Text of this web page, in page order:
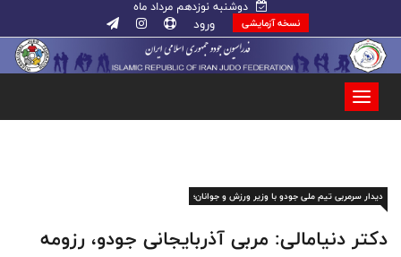
دوشنبه نوزدهم مرداد ماه
نسخه آزمایشی ورود
دیدار سرمربی تیم ملی جودو با وزیر ورزش و جوانان؛
دکتر دنیامالی: مربی آذربایجانی جودو، رزومه